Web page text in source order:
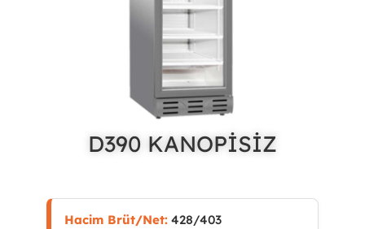
D390 KANOPİSİZ
Hacim Brüt/Net:428/403